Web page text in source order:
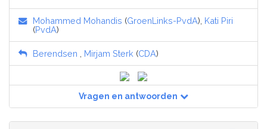
Mohammed Mohandis (GroenLinks-PvdA), Kati Piri
(PvdA)
Berendsen Mirjam Sterk (CDA)
Vragen en antwoorden